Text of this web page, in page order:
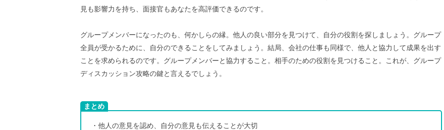
見も影響力を持ち、面接官もあなたを高評価できるのです。
グループメンバーになったのも、何かしらの縁。他人の良い部分を見つけて、自分の役割を探しましょう。グループ
全員が受かるために、自分のできることをしてみましょう。結局、会社の仕事も同様で、他人と協力して成果を出す
ことを求められるのです。グループメンバーと協力すること。相手のための役割を見つけること。これが、グループ
ディスカッション攻略の鍵と言えるでしょう。
まとめ
・他人の意見を認め、自分の意見も伝えることが大切